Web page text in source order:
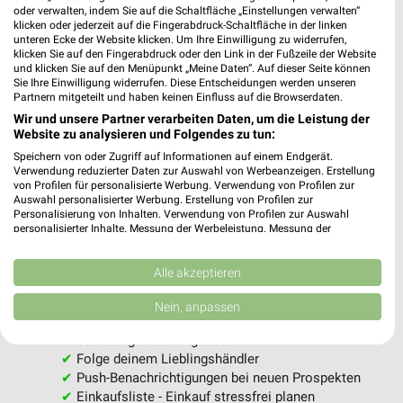
Jetzt alle "Hund & Katze" Themen entdecken!
MEHR PROSPEKTE
weekli - Prospekte & Angebote App
Alle Fressnapf Angebote immer griffbereit – mit der
kostenlosen weekli App für iOS & Android.
✔ Folge deinem Lieblingshändler
✔ Push-Benachrichtigungen bei neuen Prospekten
✔ Einkaufsliste - Einkauf stressfrei planen
oder verwalten, indem Sie auf die Schaltfläche „Einstellungen verwalten“
klicken oder jederzeit auf die Fingerabdruck-Schaltfläche in der linken
unteren Ecke der Website klicken. Um Ihre Einwilligung zu widerrufen,
klicken Sie auf den Fingerabdruck oder den Link in der Fußzeile der Website
und klicken Sie auf den Menüpunkt „Meine Daten“. Auf dieser Seite können
Sie Ihre Einwilligung widerrufen. Diese Entscheidungen werden unseren
Partnern mitgeteilt und haben keinen Einfluss auf die Browserdaten.
Wir und unsere Partner verarbeiten Daten, um die Leistung der
Website zu analysieren und Folgendes zu tun:
Speichern von oder Zugriff auf Informationen auf einem Endgerät.
Verwendung reduzierter Daten zur Auswahl von Werbeanzeigen. Erstellung
von Profilen für personalisierte Werbung. Verwendung von Profilen zur
Auswahl personalisierter Werbung. Erstellung von Profilen zur
Personalisierung von Inhalten. Verwendung von Profilen zur Auswahl
personalisierter Inhalte. Messung der Werbeleistung. Messung der
Kombinationen von Daten aus verschiedenen Quellen. Entwicklung und
Verbesserung der Angebote. Verwendung reduzierter Daten zur Auswahl
von Inhalten.
Daten können außerhalb der Europäischen Union weitergegeben und in die
USA gesendet werden.
Website/App.
Partnerliste anzeigen (1 IAB-Anbieter)
Wir nutzen Ihre Daten für folgende Zwecke:
Alle akzeptieren
Nein, anpassen